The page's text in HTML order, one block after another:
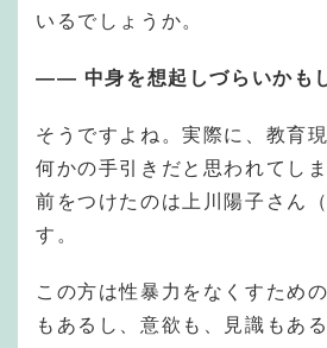
いるでしょうか。
—— 中身を想起しづらいかも
そうですよね。実際に、教育
何かの手引きだと思われてし
前をつけたのは上川陽子さん
す。
この方は性暴力をなくすため
もあるし、意欲も、見識もあ